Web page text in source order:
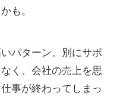
も。
パターン。別にサボ
く、会社の売上を思
事が終わってしまっ